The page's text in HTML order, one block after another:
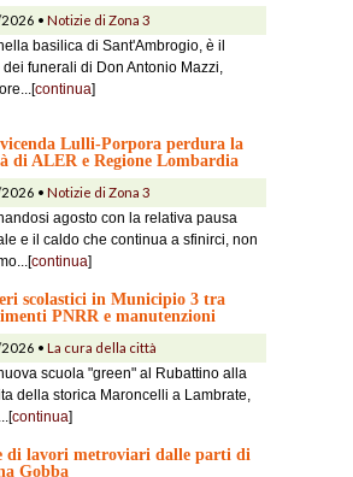
• Notizie di Zona 3
basilica di Sant'Ambrogio, è il
funerali di Don Antonio Mazzi,
continua]
Lulli-Porpora perdura la
di ALER e Regione Lombardia
• Notizie di Zona 3
agosto con la relativa pausa
e il caldo che continua a sfinirci, non
continua]
scolastici in Municipio 3 tra
PNRR e manutenzioni
• La cura della città
scuola "green" al Rubattino alla
della storica Maroncelli a Lambrate,
continua]
di lavori metroviari dalle parti di
Gobba